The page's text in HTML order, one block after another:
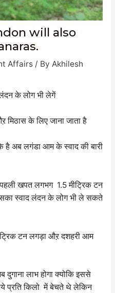
will also
Affairs/ By Akhilesh
के लोग भी लेगें
के लिए जाना जाता है
अब लगंडा आम के स्वाद की बारी
खपत लगभग 1.5 मीट्रिक टन
स्वाद लंदन के लोग भी ले सकते
टन लगड़ा औऱ दशहरी आम
दुगाना लाभ होगा क्योकि इससे
प्रति किलो में बेचते थे लेकिन